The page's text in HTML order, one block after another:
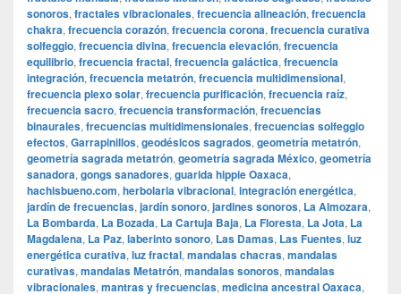
sonoros, fractales vibracionales, frecuencia alineación, frecuencia
chakra, frecuencia corazón, frecuencia corona, frecuencia curativa
solfeggio, frecuencia divina, frecuencia elevación, frecuencia
equilibrio, frecuencia fractal, frecuencia galáctica, frecuencia
integración, frecuencia metatrón, frecuencia multidimensional,
frecuencia plexo solar, frecuencia purificación, frecuencia raíz,
frecuencia sacro, frecuencia transformación, frecuencias
binaurales, frecuencias multidimensionales, frecuencias solfeggio
efectos, Garrapinillos, geodésicos sagrados, geometría metatrón,
geometría sagrada metatrón, geometría sagrada México, geometría
sanadora, gongs sanadores, guarida hippie Oaxaca,
hachisbueno.com, herbolaria vibracional, integración energética,
jardín de frecuencias, jardín sonoro, jardines sonoros, La Almozara,
La Bombarda, La Bozada, La Cartuja Baja, La Floresta, La Jota, La
Magdalena, La Paz, laberinto sonoro, Las Damas, Las Fuentes, luz
energética curativa, luz fractal, mandalas chacras, mandalas
curativas, mandalas Metatrón, mandalas sonoros, mandalas
vibracionales, mantras y frecuencias, medicina ancestral Oaxaca,